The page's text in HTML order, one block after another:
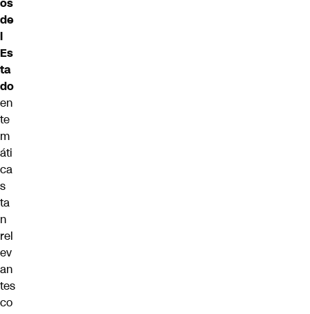
os
de
l
Es
ta
do
en
te
m
áti
ca
s
ta
n
rel
ev
an
tes
co